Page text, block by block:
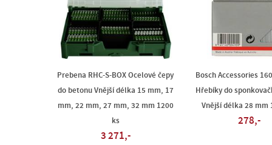
Prebena RHC-S-BOX Ocelové čepy
do betonu Vnější délka 15 mm, 17
mm, 22 mm, 27 mm, 32 mm 1200
ks
3 271,-
Bosch Accessories
Hřebíky do
Vnější délka 28 mm
278,-